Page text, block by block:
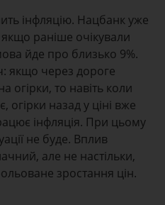
інфляцію. Нацбанк уже
раніше очікували
йде про близько 9%.
якщо через дороге
огірки, то навіть коли
назад у ціні вже
інфляція. При цьому
не буде. Вплив
але не настільки,
зростання цін.